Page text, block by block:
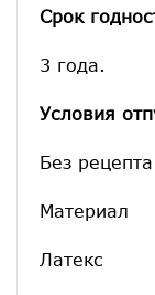
Срок
3 года.
Условия
Без рецепта
Материал
Латекс